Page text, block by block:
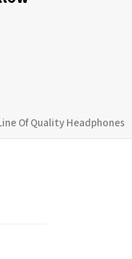
Of Quality Headphones